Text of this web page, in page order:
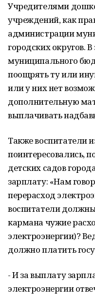
Учредителями
учреждений, как
администрации
городских округов.
муниципального
поощрять ту или
или у них нет
дополнительную
выплачивать
Также воспитатели
поинтересовались,
детских садов
зарплату: «Нам
перерасход
воспитатели должны
кармана чужие
электроэнергии)?
должно платить
- И за выплату
электроэнергии